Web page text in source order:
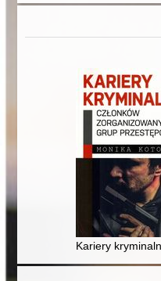
Kariery